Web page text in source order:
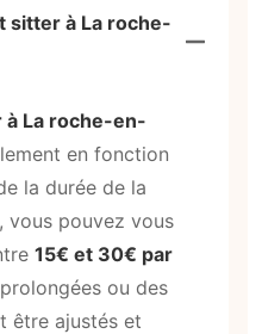
sitter à La roche-
à La roche-en-
en fonction
la durée de la
vous pouvez vous
15€ et 30€ par
ou des
être ajustés et